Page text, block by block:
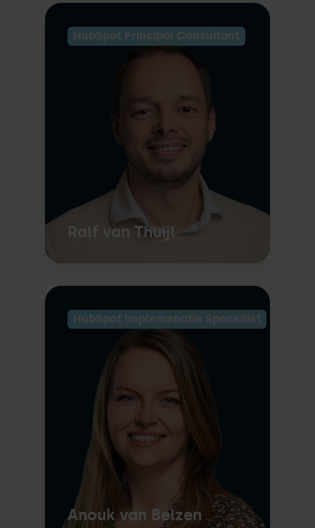
HubSpot Principal Consultant
Ralf van Thuijl
HubSpot Implemenatie Specialist
Anouk van Belzen